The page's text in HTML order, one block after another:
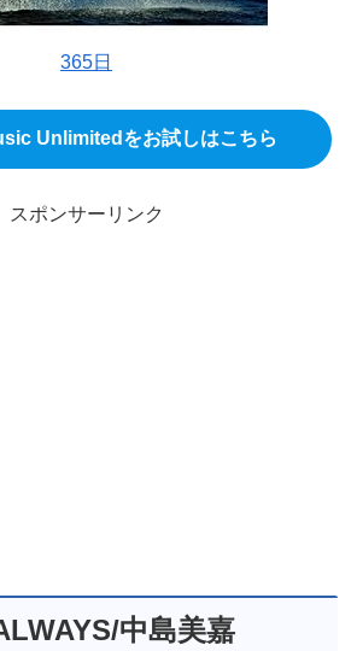
365日
Unlimitedをお試しはこちら
スポンサーリンク
中島美嘉